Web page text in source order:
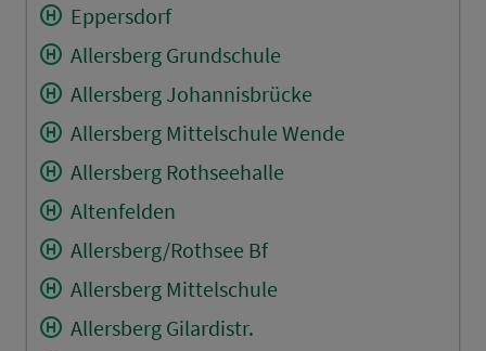
Eppersdorf
Allersberg Grundschule
Allersberg Johannisbrücke
Allersberg Mittelschule Wende
Allersberg Rothseehalle
Altenfelden
Allersberg/Rothsee Bf
Allersberg Mittelschule
Allersberg Gilardistr.